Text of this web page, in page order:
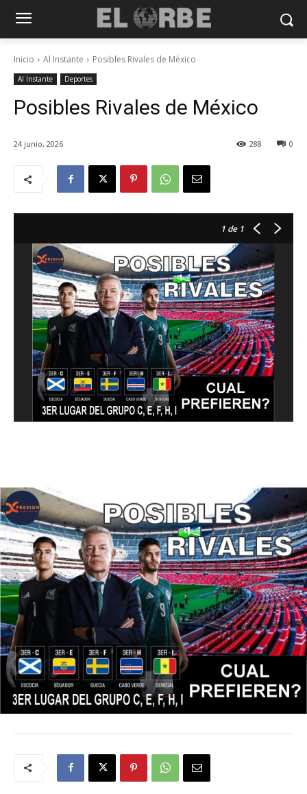
Inicio Al Instante Posibles Rivales de México
Al Instante Deportes
Posibles Rivales de México
24 junio, 2026 0
288
1 de 1